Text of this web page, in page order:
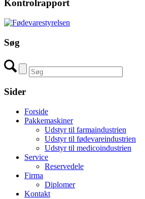
Kontrolrapport
Søg
Sider
Forside
Pakkemaskiner
Udstyr til farmaindustrien
Udstyr til fødevareindustrien
Udstyr til medicoindustrien
Service
Reservedele
Firma
Diplomer
Kontakt